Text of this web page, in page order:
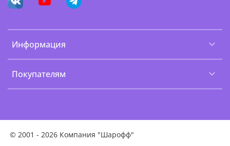
Информация
Покупателям
© 2001 - 2026 Компания "Шарофф"